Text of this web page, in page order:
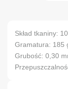
Skład tkaniny:
Gramatura: 185
Grubość: 0,30